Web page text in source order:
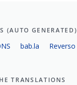
(AUTO GENERATED)
bab.la Reverso
TRANSLATIONS